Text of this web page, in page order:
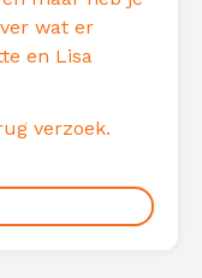
wat er
en Lisa
verzoek.